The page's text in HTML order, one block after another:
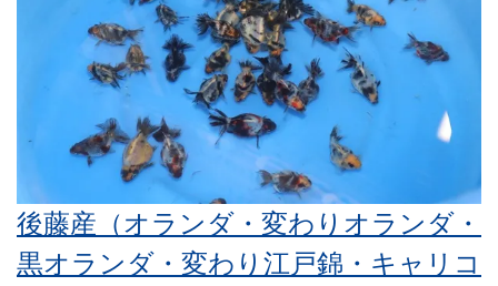
後藤産（オランダ・変わりオランダ・
黒オランダ・変わり江戸錦・キャリコ